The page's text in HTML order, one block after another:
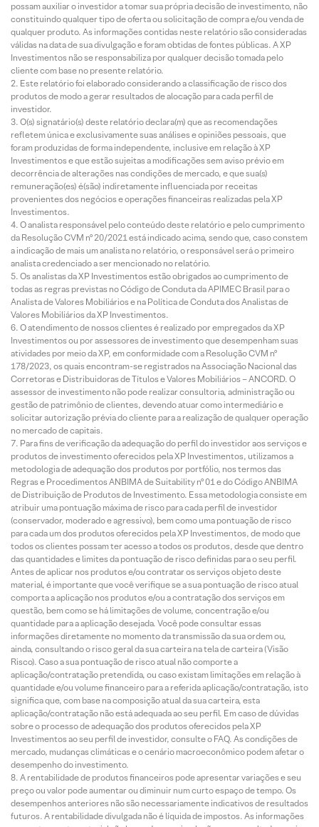
possam auxiliar o investidor a tomar sua própria decisão de investimento, não
constituindo qualquer tipo de oferta ou solicitação de compra e/ou venda de
qualquer produto. As informações contidas neste relatório são consideradas
válidas na data de sua divulgação e foram obtidas de fontes públicas. A XP
Investimentos não se responsabiliza por qualquer decisão tomada pelo
cliente com base no presente relatório.
Este relatório foi elaborado considerando a classificação de risco dos
produtos de modo a gerar resultados de alocação para cada perfil de
investidor.
O(s) signatário(s) deste relatório declara(m) que as recomendações
refletem única e exclusivamente suas análises e opiniões pessoais, que
foram produzidas de forma independente, inclusive em relação à XP
Investimentos e que estão sujeitas a modificações sem aviso prévio em
decorrência de alterações nas condições de mercado, e que sua(s)
remuneração(es) é(são) indiretamente influenciada por receitas
provenientes dos negócios e operações financeiras realizadas pela XP
Investimentos.
O analista responsável pelo conteúdo deste relatório e pelo cumprimento
da Resolução CVM nº 20/2021 está indicado acima, sendo que, caso constem
a indicação de mais um analista no relatório, o responsável será o primeiro
analista credenciado a ser mencionado no relatório.
Os analistas da XP Investimentos estão obrigados ao cumprimento de
todas as regras previstas no Código de Conduta da APIMEC Brasil para o
Analista de Valores Mobiliários e na Política de Conduta dos Analistas de
Valores Mobiliários da XP Investimentos.
O atendimento de nossos clientes é realizado por empregados da XP
Investimentos ou por assessores de investimento que desempenham suas
atividades por meio da XP, em conformidade com a Resolução CVM nº
178/2023, os quais encontram-se registrados na Associação Nacional das
Corretoras e Distribuidoras de Títulos e Valores Mobiliários – ANCORD. O
assessor de investimento não pode realizar consultoria, administração ou
gestão de patrimônio de clientes, devendo atuar como intermediário e
solicitar autorização prévia do cliente para a realização de qualquer operação
no mercado de capitais.
Para fins de verificação da adequação do perfil do investidor aos serviços e
produtos de investimento oferecidos pela XP Investimentos, utilizamos a
metodologia de adequação dos produtos por portfólio, nos termos das
Regras e Procedimentos ANBIMA de Suitability nº 01 e do Código ANBIMA
de Distribuição de Produtos de Investimento. Essa metodologia consiste em
atribuir uma pontuação máxima de risco para cada perfil de investidor
(conservador, moderado e agressivo), bem como uma pontuação de risco
para cada um dos produtos oferecidos pela XP Investimentos, de modo que
todos os clientes possam ter acesso a todos os produtos, desde que dentro
das quantidades e limites da pontuação de risco definidas para o seu perfil.
Antes de aplicar nos produtos e/ou contratar os serviços objeto deste
material, é importante que você verifique se a sua pontuação de risco atual
comporta a aplicação nos produtos e/ou a contratação dos serviços em
questão, bem como se há limitações de volume, concentração e/ou
quantidade para a aplicação desejada. Você pode consultar essas
informações diretamente no momento da transmissão da sua ordem ou,
ainda, consultando o risco geral da sua carteira na tela de carteira (Visão
Risco). Caso a sua pontuação de risco atual não comporte a
aplicação/contratação pretendida, ou caso existam limitações em relação à
quantidade e/ou volume financeiro para a referida aplicação/contratação, isto
significa que, com base na composição atual da sua carteira, esta
aplicação/contratação não está adequada ao seu perfil. Em caso de dúvidas
sobre o processo de adequação dos produtos oferecidos pela XP
Investimentos ao seu perfil de investidor, consulte o FAQ. As condições de
mercado, mudanças climáticas e o cenário macroeconômico podem afetar o
desempenho do investimento.
A rentabilidade de produtos financeiros pode apresentar variações e seu
preço ou valor pode aumentar ou diminuir num curto espaço de tempo. Os
desempenhos anteriores não são necessariamente indicativos de resultados
futuros. A rentabilidade divulgada não é líquida de impostos. As informações